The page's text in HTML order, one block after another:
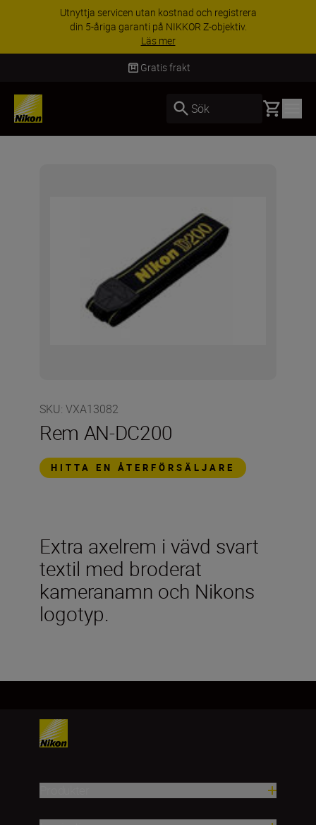
Utnyttja servicen utan kostnad och registrera
din 5-åriga garanti på NIKKOR Z-objektiv.
Läs mer
Gratis frakt
Sök Basket
SKU: VXA13082
Rem AN-DC200
HITTA EN ÅTERFÖRSÄLJARE
Extra axelrem i vävd svart
textil med broderat
kameranamn och Nikons
logotyp.